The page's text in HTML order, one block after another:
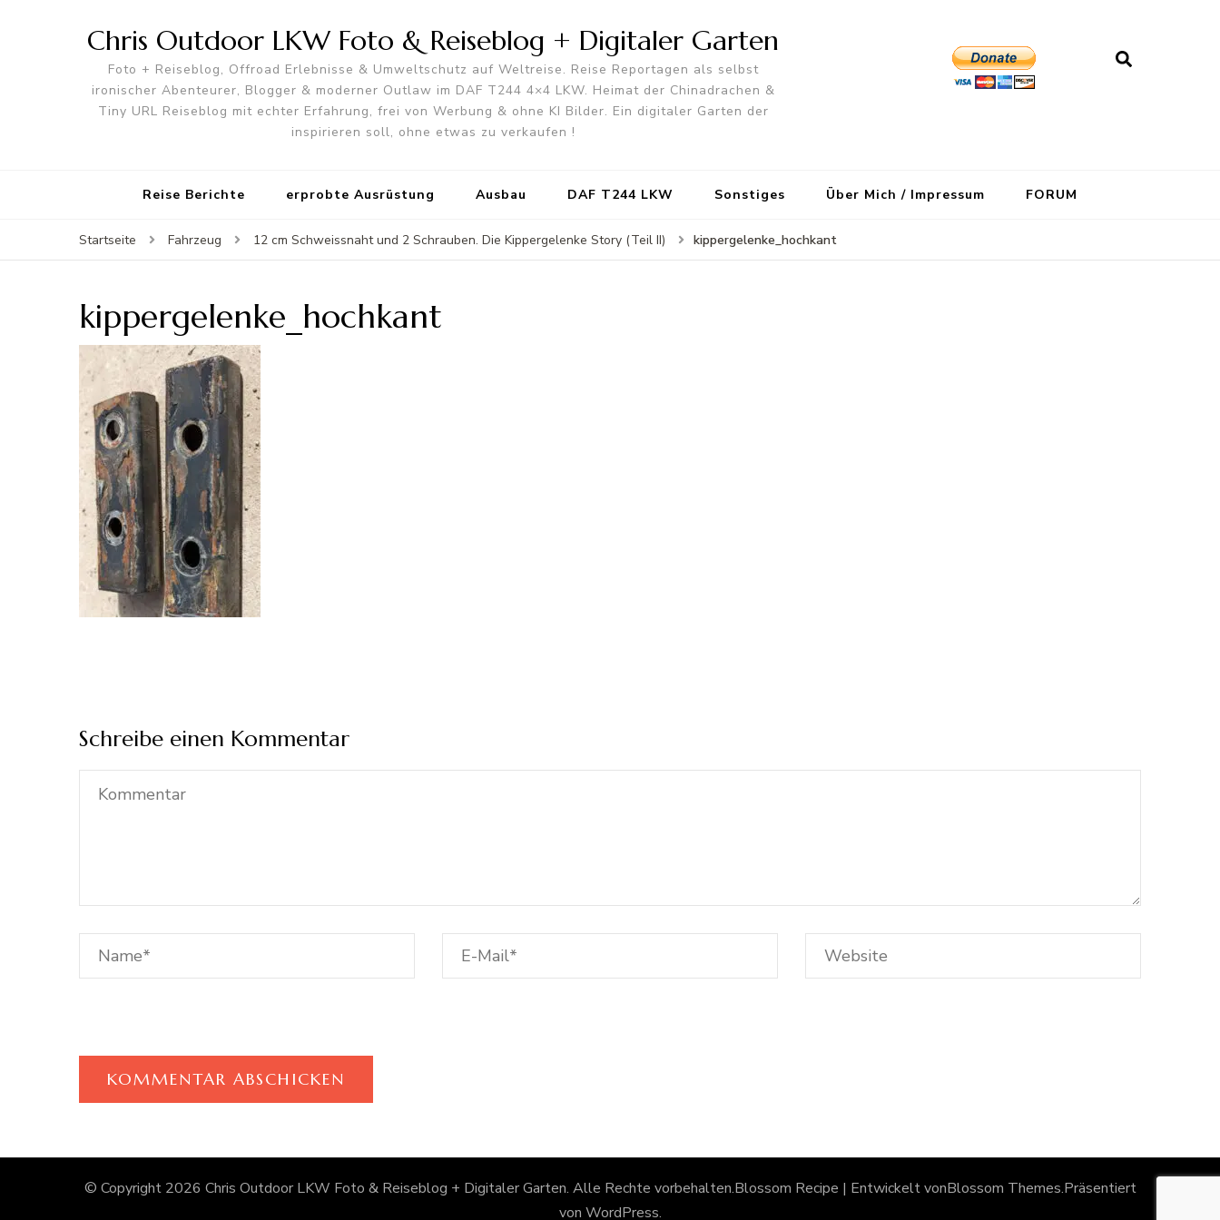
Chris Outdoor LKW Foto & Reiseblog + Digitaler Garten
Foto + Reiseblog, Offroad Erlebnisse & Umweltschutz auf Weltreise. Reise Reportagen als selbst
ironischer Abenteurer, Blogger & moderner Outlaw im DAF T244 4×4 LKW. Heimat der Chinadrachen &
Tiny URL Reiseblog mit echter Erfahrung, frei von Werbung & ohne KI Bilder. Ein digitaler Garten der
inspirieren soll, ohne etwas zu verkaufen !
Reise Berichte erprobte Ausrüstung Ausbau DAF T244 LKW Sonstiges Über Mich / Impressum FORUM
Startseite Fahrzeug 12 cm Schweissnaht und 2 Schrauben. Die Kippergelenke Story (Teil II) kippergelenke_hochkant
kippergelenke_hochkant
Schreibe einen Kommentar
© Copyright 2026 Chris Outdoor LKW Foto & Reiseblog + Digitaler Garten. Alle Rechte vorbehalten.Blossom Recipe | Entwickelt vonBlossom Themes.Präsentiert
von WordPress.